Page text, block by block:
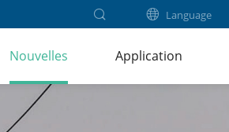
Language
Nouvelles Application